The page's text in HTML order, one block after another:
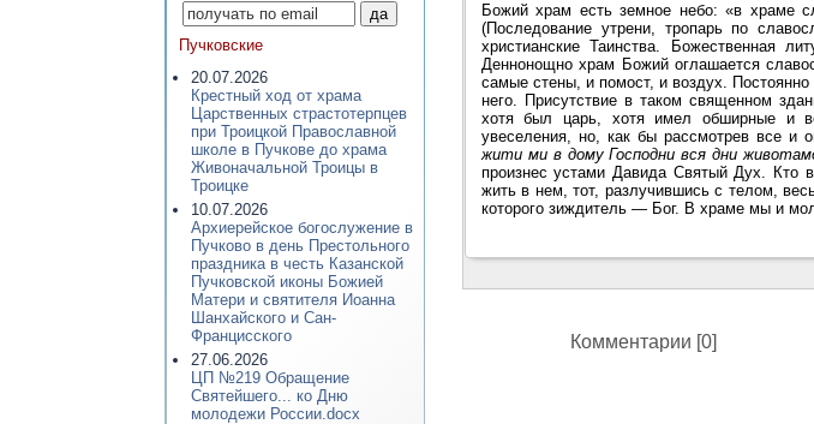
Пучковские
20.07.2026
Крестный ход от храма
Царственных страстотерпцев
при Троицкой Православной
школе в Пучкове до храма
Живоначальной Троицы в
Троицке
10.07.2026
Архиерейское богослужение в
Пучково в день Престольного
праздника в честь Казанской
Пучковской иконы Божией
Матери и святителя Иоанна
Шанхайского и Сан-
Францисского
27.06.2026
ЦП №219 Обращение
Святейшего... ко Дню
молодежи России.docx
Божий храм есть земное небо: «в храме
(Последование утрени, тропарь по
христианские Таинства. Божественная
Деннонощно храм Божий оглашается
самые стены, и помост, и воздух.
него. Присутствие в таком священном
хотя был царь, хотя имел обширные и
увеселения, но, как бы рассмотрев все и
жити ми в дому Господни вся дни живота
произнес устами Давида Святый Дух. Кто
жить в нем, тот, разлучившись с телом,
которого зиждитель — Бог. В храме мы и
Комментарии [0]